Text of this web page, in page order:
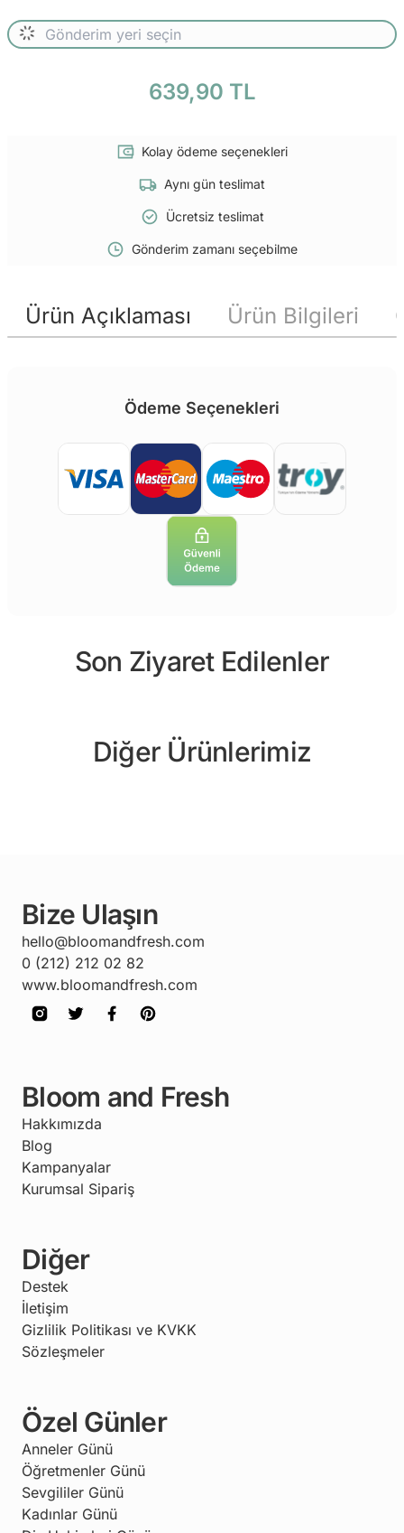
639,90 TL
Kolay ödeme seçenekleri
Aynı gün teslimat
Ücretsiz teslimat
Gönderim zamanı seçebilme
Ürün Açıklaması Ürün Bilgileri
Ödeme Seçenekleri
Son Ziyaret Edilenler
Diğer Ürünlerimiz
Bize Ulaşın
hello@bloomandfresh.com
0 (212) 212 02 82
www.bloomandfresh.com
Bloom and Fresh
Hakkımızda
Blog
Kampanyalar
Kurumsal Sipariş
Diğer
Destek
İletişim
Gizlilik Politikası ve KVKK
Sözleşmeler
Özel Günler
Anneler Günü
Öğretmenler Günü
Sevgililer Günü
Kadınlar Günü